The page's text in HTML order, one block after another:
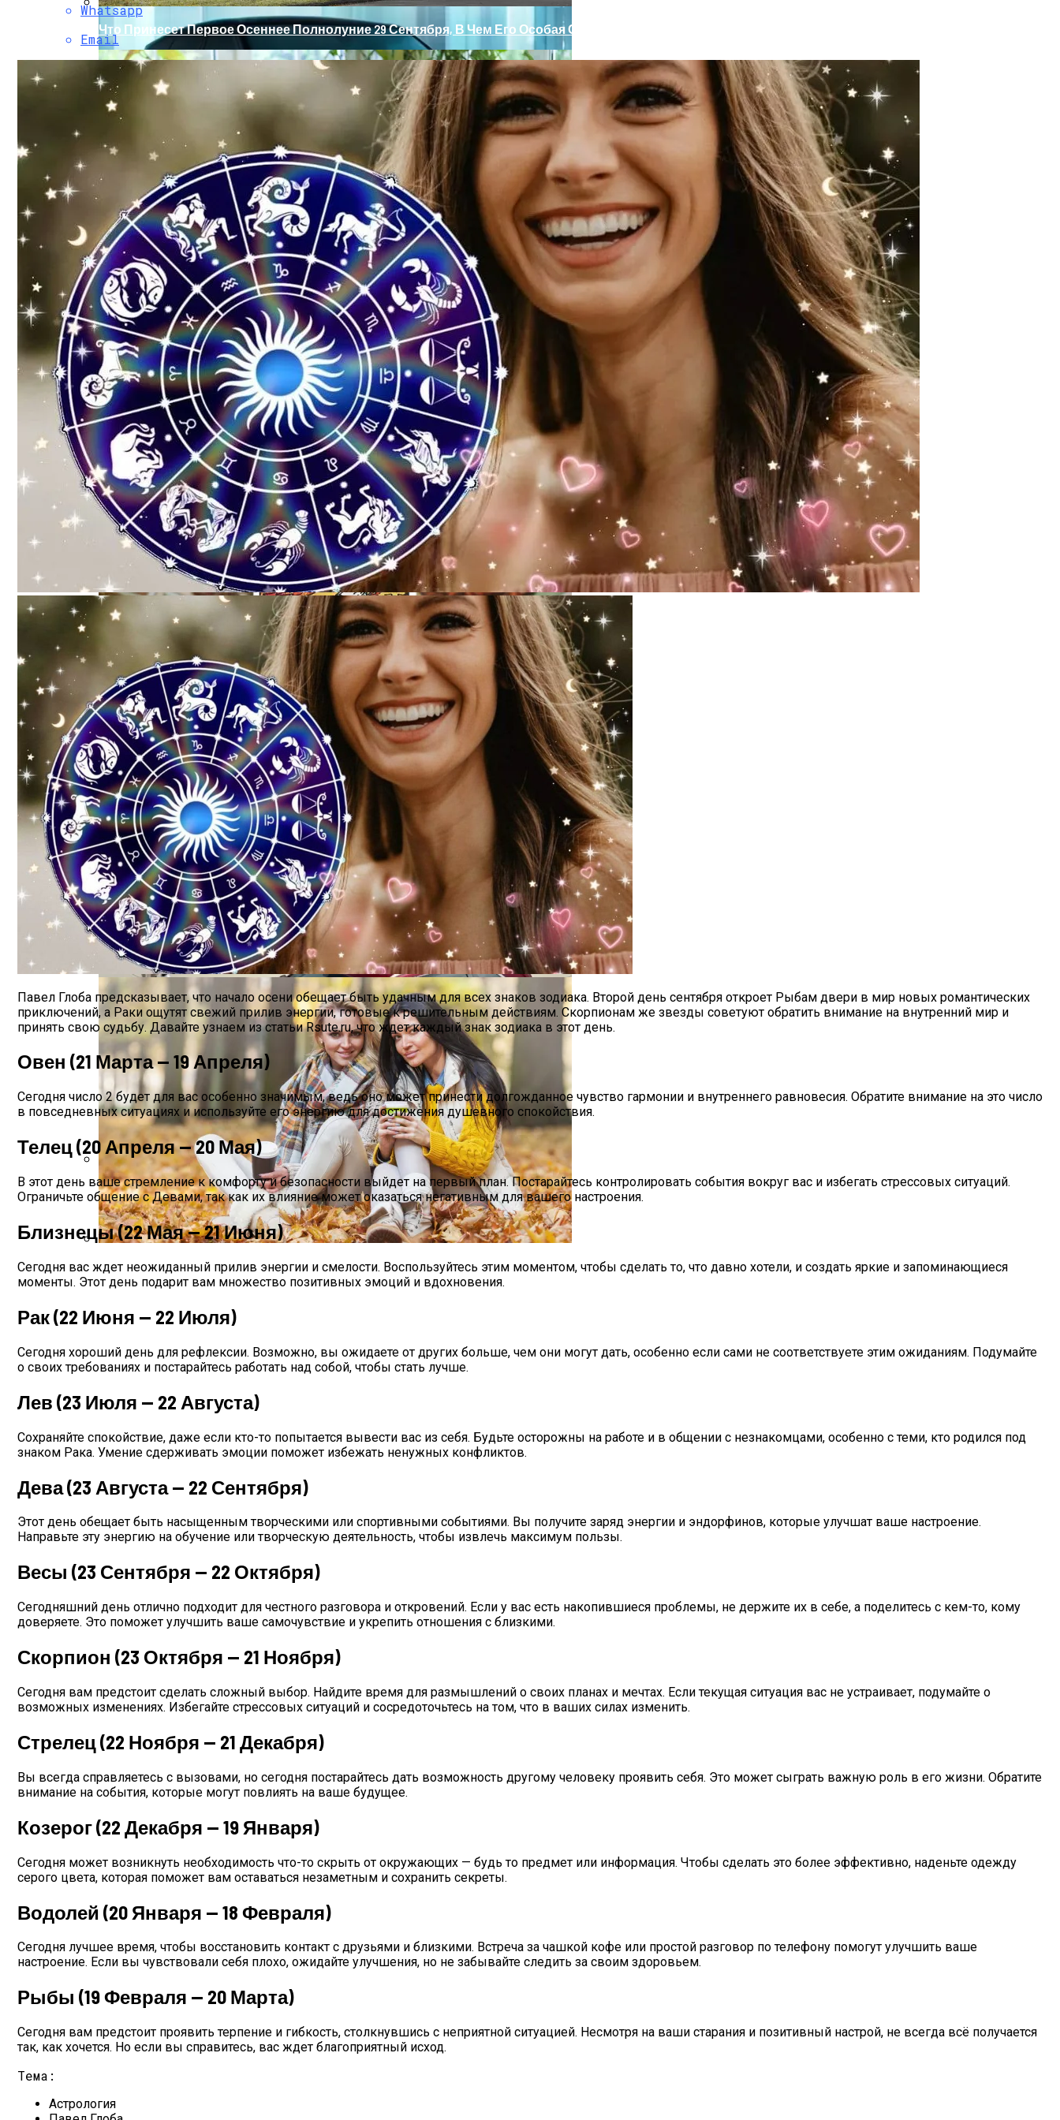
Обновление Для Range Rover Velar: «умные» Фары, Новый Салон, Улучшение PHEV-Версии
Электромобиль Xiaomi: Внешность Уже Известна, Имя – Еще Нет
Обновление: Семейства Автомобилей Mercedes-Benz GLE
Дебютировал Крупный Кроссовер Mazda CX-90: Неужели Только Для США?
Что Принесет Первое Осеннее Полнолуние 29 Сентября, В Чем Его Особая Сила, Что Значит Рокое Суперлуние
Путь Очищения Кармы: Астролог Александр Зараев Дал Прогноз На Сентябрь 2023 Для Всех Знаков
Карта Таро Недели: Что Нас Ждет С 11 По 17 Сентября 2023 Года
Почему Тухнет Свеча На Отпевании Покойника, И Как Живому Откупиться От Мертвого
Каким Знакам Зодиака Судьба Преподнесет Сюрприз Уже В Сентябре 2023
Whatsapp
Email
Павел Глоба предсказывает, что начало осени обещает быть удачным для всех знаков зодиака. Второй день сентября откроет Рыбам двери в мир новых романтических
приключений, а Раки ощутят свежий прилив энергии, готовые к решительным действиям. Скорпионам же звезды советуют обратить внимание на внутренний мир и
принять свою судьбу. Давайте узнаем из статьи Rsute.ru, что ждет каждый знак зодиака в этот день.
Овен (21 Марта — 19 Апреля)
Сегодня число 2 будет для вас особенно значимым, ведь оно может принести долгожданное чувство гармонии и внутреннего равновесия. Обратите внимание на это число
в повседневных ситуациях и используйте его энергию для достижения душевного спокойствия.
Телец (20 Апреля — 20 Мая)
В этот день ваше стремление к комфорту и безопасности выйдет на первый план. Постарайтесь контролировать события вокруг вас и избегать стрессовых ситуаций.
Ограничьте общение с Девами, так как их влияние может оказаться негативным для вашего настроения.
Близнецы (22 Мая — 21 Июня)
Сегодня вас ждет неожиданный прилив энергии и смелости. Воспользуйтесь этим моментом, чтобы сделать то, что давно хотели, и создать яркие и запоминающиеся
моменты. Этот день подарит вам множество позитивных эмоций и вдохновения.
Рак (22 Июня — 22 Июля)
Сегодня хороший день для рефлексии. Возможно, вы ожидаете от других больше, чем они могут дать, особенно если сами не соответствуете этим ожиданиям. Подумайте
о своих требованиях и постарайтесь работать над собой, чтобы стать лучше.
Лев (23 Июля — 22 Августа)
Сохраняйте спокойствие, даже если кто-то попытается вывести вас из себя. Будьте осторожны на работе и в общении с незнакомцами, особенно с теми, кто родился под
знаком Рака. Умение сдерживать эмоции поможет избежать ненужных конфликтов.
Дева (23 Августа — 22 Сентября)
Этот день обещает быть насыщенным творческими или спортивными событиями. Вы получите заряд энергии и эндорфинов, которые улучшат ваше настроение.
Направьте эту энергию на обучение или творческую деятельность, чтобы извлечь максимум пользы.
Весы (23 Сентября — 22 Октября)
Сегодняшний день отлично подходит для честного разговора и откровений. Если у вас есть накопившиеся проблемы, не держите их в себе, а поделитесь с кем-то, кому
доверяете. Это поможет улучшить ваше самочувствие и укрепить отношения с близкими.
Скорпион (23 Октября — 21 Ноября)
Сегодня вам предстоит сделать сложный выбор. Найдите время для размышлений о своих планах и мечтах. Если текущая ситуация вас не устраивает, подумайте о
возможных изменениях. Избегайте стрессовых ситуаций и сосредоточьтесь на том, что в ваших силах изменить.
Стрелец (22 Ноября — 21 Декабря)
Вы всегда справляетесь с вызовами, но сегодня постарайтесь дать возможность другому человеку проявить себя. Это может сыграть важную роль в его жизни. Обратите
внимание на события, которые могут повлиять на ваше будущее.
Козерог (22 Декабря — 19 Января)
Сегодня может возникнуть необходимость что-то скрыть от окружающих — будь то предмет или информация. Чтобы сделать это более эффективно, наденьте одежду
серого цвета, которая поможет вам оставаться незаметным и сохранить секреты.
Водолей (20 Января — 18 Февраля)
Сегодня лучшее время, чтобы восстановить контакт с друзьями и близкими. Встреча за чашкой кофе или простой разговор по телефону помогут улучшить ваше
настроение. Если вы чувствовали себя плохо, ожидайте улучшения, но не забывайте следить за своим здоровьем.
Рыбы (19 Февраля — 20 Марта)
Сегодня вам предстоит проявить терпение и гибкость, столкнувшись с неприятной ситуацией. Несмотря на ваши старания и позитивный настрой, не всегда всё получается
так, как хочется. Но если вы справитесь, вас ждет благоприятный исход.
Тема:
Астрология